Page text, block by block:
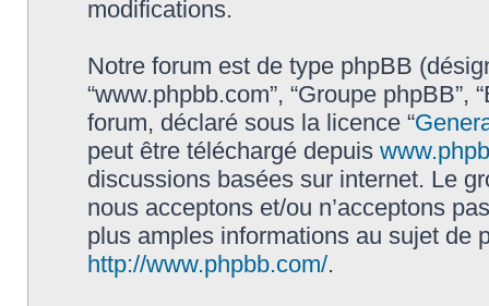
modifications.
Notre forum est de type phpBB
“www.phpbb.com”, “Groupe
forum, déclaré sous la licence “
peut être téléchargé depuis
discussions basées sur internet. Le
nous acceptons et/ou n’acceptons
plus amples informations au sujet de
http://www.phpbb.com/.